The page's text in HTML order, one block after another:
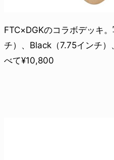
FTC×DGKのコラボデッキ
チ）、Black（7.75インチ
べて¥10,800